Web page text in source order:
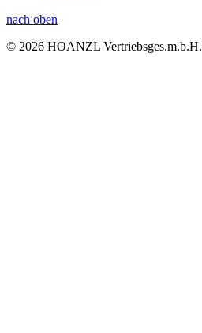
nach oben
© 2026 HOANZL Vertriebsges.m.b.H.